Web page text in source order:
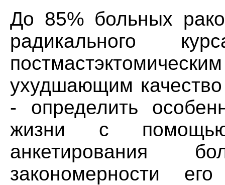
До 85% больных
радикального
ухудшающим
- определить
жизни с
анкетирования
закономерности